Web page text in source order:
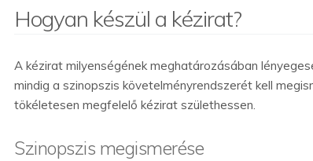
Hogyan készül a kézirat?
A kézirat milyenségének meghatározásában
mindig a szinopszis követelményrendszerét kell
tökéletesen megfelelő kézirat születhessen.
Szinopszis megismerése